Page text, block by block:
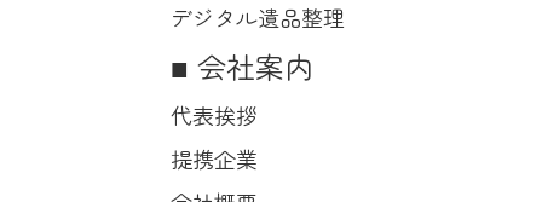
デジタル遺品整理
会社案内
代表挨拶
提携企業